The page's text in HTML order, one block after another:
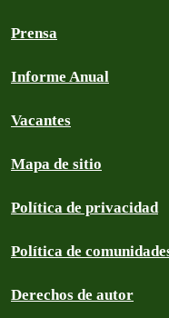
Prensa
Informe Anual
Vacantes
Mapa de sitio
Política de privacidad
Política de
Derechos de autor